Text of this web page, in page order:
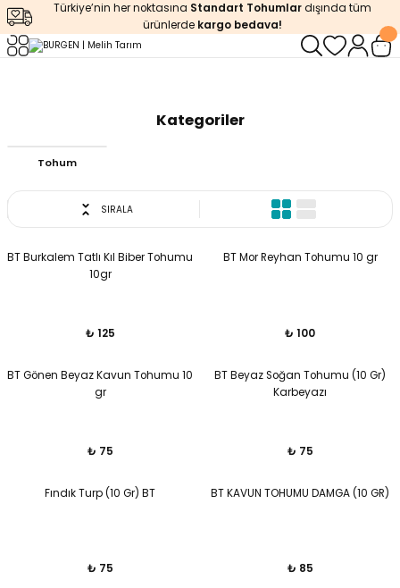
Türkiye’nin her noktasına Standart Tohumlardışında tüm
ürünlerde kargo bedava!
Kategoriler
Tohum
SIRALA
BT Burkalem Tatlı Kıl Biber Tohumu
10gr
₺ 125
BT Mor Reyhan Tohumu 10 gr
₺ 100
BT Gönen Beyaz Kavun Tohumu 10
gr
₺ 75
BT Beyaz Soğan Tohumu (10 Gr)
Karbeyazı
₺ 75
Fındık Turp (10 Gr) BT
₺ 75
BT KAVUN TOHUMU DAMGA (10 GR)
₺ 85
Geri Dön
Geri Dön
Geri Dön
Geri Dön
Ürünleri
Geri Dön